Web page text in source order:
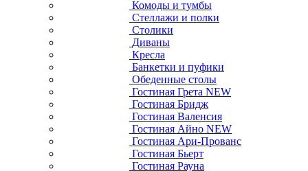
Комоды и тумбы
Стеллажи и полки
Столики
Диваны
Кресла
Банкетки и пуфики
Обеденные столы
Гостиная Грета NEW
Гостиная Бридж
Гостиная Валенсия
Гостиная Айно NEW
Гостиная Ари-Прованс
Гостиная Бьерт
Гостиная Рауна